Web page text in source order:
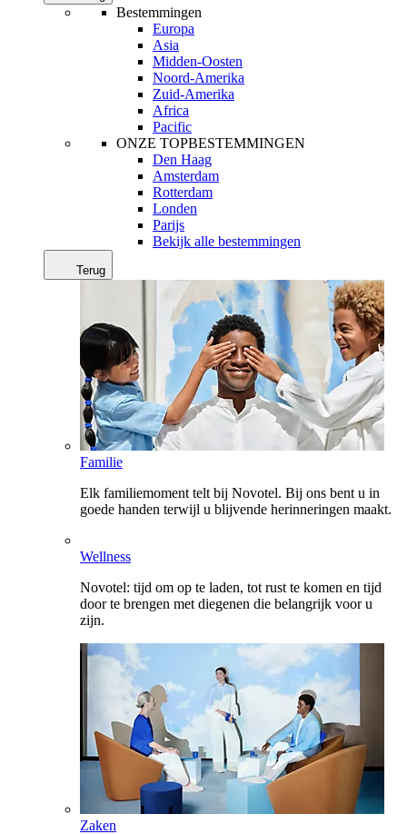
Bestemmingen
Europa
Asia
Midden-Oosten
Noord-Amerika
Zuid-Amerika
Africa
Pacific
ONZE TOPBESTEMMINGEN
Den Haag
Amsterdam
Rotterdam
Londen
Parijs
Bekijk alle bestemmingen
Terug
Familie
Elk familiemoment telt bij Novotel. Bij ons bent u in
goede handen terwijl u blijvende herinneringen maakt.
Wellness
Novotel: tijd om op te laden, tot rust te komen en tijd
door te brengen met diegenen die belangrijk voor u
zijn.
Zaken